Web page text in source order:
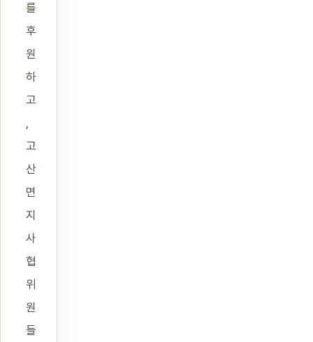
를
후
원
하
고
,
고
산
면
지
사
협
위
원
들